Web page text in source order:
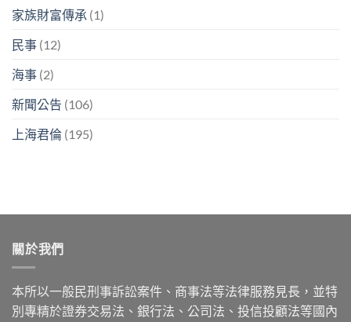
家族財富傳承 (1)
民事 (12)
海事 (2)
新聞公告 (106)
上海君倫 (195)
關於我們
本所以一般民刑事訴訟案件、商事法等法律服務見長，並特
別專精於證券交易法、銀行法、公司法、投信投顧法等國內